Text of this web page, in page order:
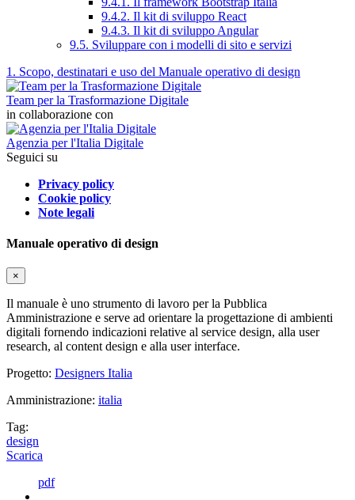
9.4.2. Il kit di sviluppo React
9.4.3. Il kit di sviluppo Angular
9.5. Sviluppare con i modelli di sito e servizi
1. Scopo, destinatari e uso del Manuale operativo di design
Team per la Trasformazione Digitale
in collaborazione con
Agenzia per l'Italia Digitale
Seguici su
Privacy policy
Cookie policy
Note legali
Manuale operativo di design
×
Il manuale è uno strumento di lavoro per la Pubblica
Amministrazione e serve ad orientare la progettazione di ambienti
digitali fornendo indicazioni relative al service design, alla user
research, al content design e alla user interface.
Progetto: Designers Italia
Amministrazione: italia
Tag:
design
Scarica
pdf